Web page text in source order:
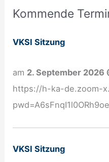
Kommende
VKSI Sitzung
am 2. September 2026
https://h-ka-de.zoom-
VKSI Sitzung
n
e
d
u
n
g